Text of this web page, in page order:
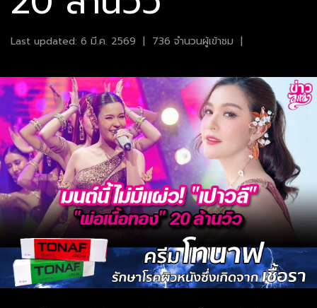
Last updated: 6 มี.ค. 2569 | 736 จำนวนผู้เข้าชม |